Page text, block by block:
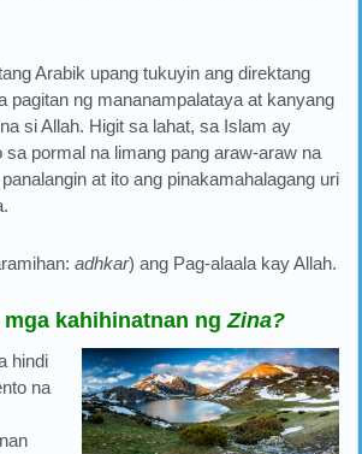
Arabik upang tukuyin ang direktang
pagitan ng mananampalataya at kanyang
si Allah. Higit sa lahat, sa Islam ay
sa pormal na limang pang araw-araw na
at ito ang pinakamahalagang uri
adhkar) ang Pag-alaala kay Allah.
mga kahihinatnan ngZina?
hindi
na